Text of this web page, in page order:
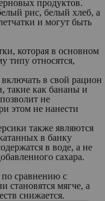
продуктов.
рис, белый хлеб, а
и могут быть
которая в основном
типу относятся,
в свой рацион
такие как бананы и
не
этом не нанести
также являются
в банку
в воде, а не
сахара.
сравнению с
становятся мягче, а
снижается.